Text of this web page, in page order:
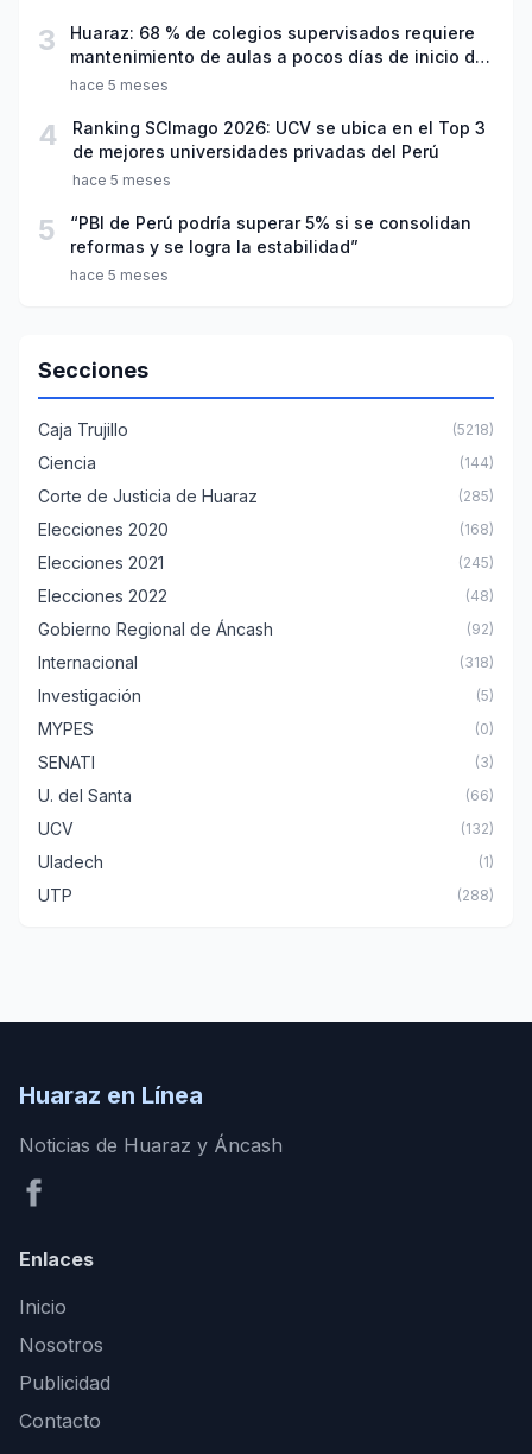
3
Huaraz: 68 % de colegios supervisados requiere
mantenimiento de aulas a pocos días de inicio del
año escolar 2026
hace 5 meses
4
Ranking SCImago 2026: UCV se ubica en el Top 3
de mejores universidades privadas del Perú
hace 5 meses
5
“PBI de Perú podría superar 5% si se consolidan
reformas y se logra la estabilidad”
hace 5 meses
Secciones
Caja Trujillo (5218)
Ciencia (144)
Corte de Justicia de Huaraz (285)
Elecciones 2020 (168)
Elecciones 2021 (245)
Elecciones 2022 (48)
Gobierno Regional de Áncash (92)
Internacional (318)
Investigación (5)
MYPES (0)
SENATI (3)
U. del Santa (66)
UCV (132)
Uladech (1)
UTP (288)
Huaraz en Línea
Noticias de Huaraz y Áncash
Enlaces
Inicio
Nosotros
Publicidad
Contacto